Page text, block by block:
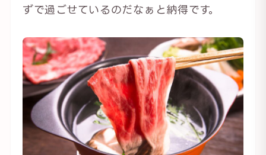
ずで過ごせているのだなぁと納得です。